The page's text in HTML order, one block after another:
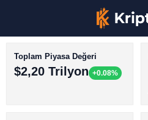
Toplam Piyasa Değeri
$2,20 Trilyon +0.08%